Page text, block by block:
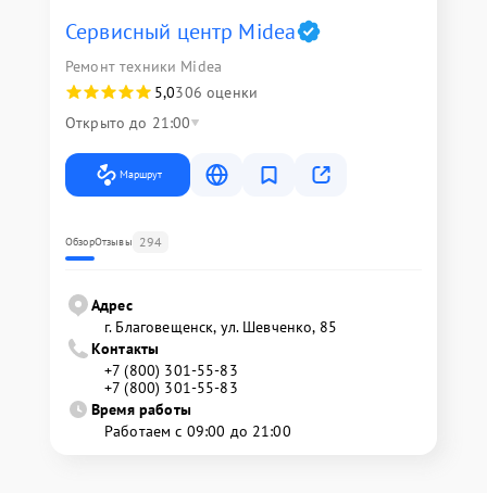
Сервисный центр Midea
Ремонт техники Midea
5,0306 оценки
Открыто до 21:00
Маршрут
ОбзорОтзывы 294
Адрес
г. Благовещенск, ул. Шевченко, 85
Контакты
+7 (800) 301-55-83
+7 (800) 301-55-83
Время работы
Работаем с 09:00 до 21:00